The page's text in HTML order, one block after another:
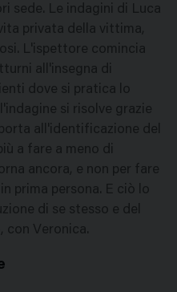
sede. Le indagini di Luca
privata della vittima,
L'ispettore comincia
all'insegna di
dove si pratica lo
si risolve grazie
all'identificazione del
a fare a meno di
ancora, e non per fare
prima persona. E ciò lo
di se stesso e del
con Veronica.